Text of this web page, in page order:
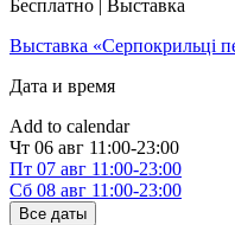
Бесплатно | Выставка
Выставка «Серпокрильці
Дата и время
Add to calendar
Чт 06 авг 11:00-23:00
Пт 07 авг 11:00-23:00
Сб 08 авг 11:00-23:00
Все даты